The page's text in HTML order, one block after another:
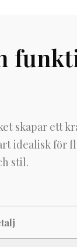
skapar ett
idealisk för
stil.